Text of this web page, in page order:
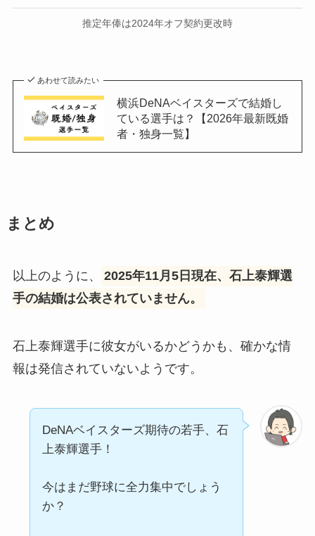
推定年俸は2024年オフ契約更改時
あわせて読みたい
横浜DeNAベイスターズで結婚し
ている選手は？【2026年最新既婚
者・独身一覧】
まとめ
以上のように、
2025年11月5日現在、石上泰輝選
手の結婚は公表されていません。
石上泰輝選手に彼女がいるかどうかも、確かな情
報は発信されていないようです。
DeNAベイスターズ期待の若手、石
上泰輝選手！
今はまだ野球に全力集中でしょう
か？